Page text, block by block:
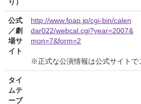
公式
／劇
場サ
イト
http://www.fpap.jp/cgi-bin/calen
dar022/webcal.cgi?year=2007&
mon=7&form=2
※正式な公演情報は公式サイトで
タイ
ムテ
ーブ